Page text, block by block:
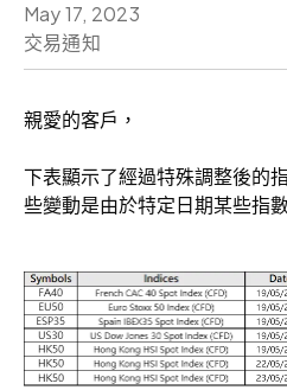
May 17, 2023
交易通知
親愛的客戶，
下表顯示了經過特殊調整後的
些變動是由於特定日期某些指